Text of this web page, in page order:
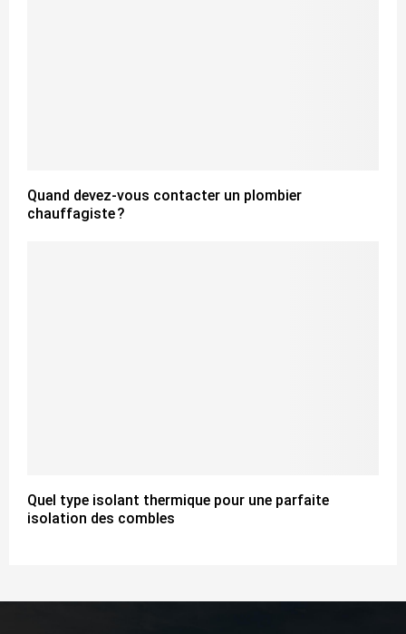
Quand devez-vous contacter un plombier
chauffagiste ?
Quel type isolant thermique pour une parfaite
isolation des combles